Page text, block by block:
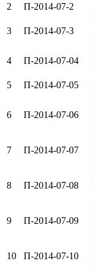
2
П-2014-07-2
3 П-2014-07-3
4 П-2014-07-04
5 П-2014-07-05
6 П-2014-07-06
7 П-2014-07-07
8 П-2014-07-08
9 П-2014-07-09
10 П-2014-07-10